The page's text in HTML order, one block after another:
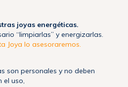
joyas energéticas.
“limpiarlas” y energizarlas.
Joya lo asesoraremos.
son personales y no deben
el uso,